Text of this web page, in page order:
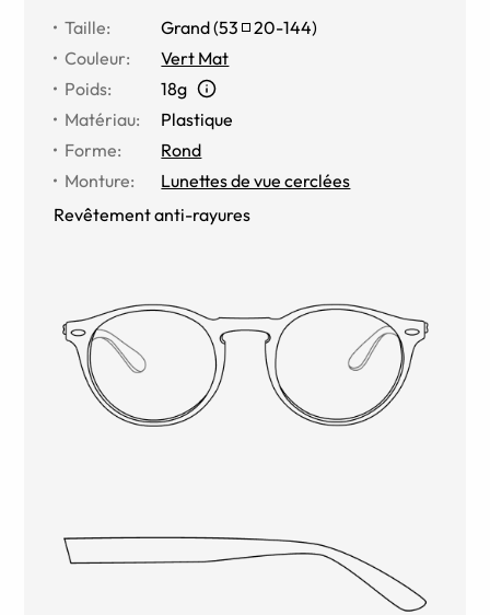
Taille: Grand(53 20-144)
Couleur:
Vert Mat
Poids:
18g
Matériau:
Plastique
Forme:
Rond
Monture:
Lunettes de vue cerclées
Revêtement anti-rayures